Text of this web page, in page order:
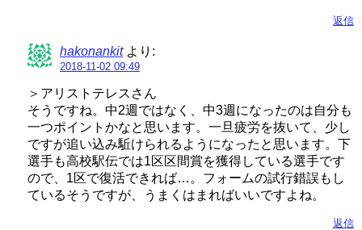
返信
hakonankit より:
2018-11-02 09:49
＞アリストテレスさん
そうですね。中2週ではなく、中3週になったのは自分も
一つポイントかなと思います。一旦疲労を抜いて、少し
ですが追い込み駈けられるようになったと思います。下
選手も高校駅伝では1区区間賞を獲得している選手です
ので、1区で復活できれば…。フォームの試行錯誤もし
ているそうですが、うまくはまればいいですよね。
返信